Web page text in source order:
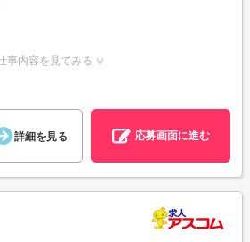
事内容を見てみる ∨
詳細を見る 応募画面に進む